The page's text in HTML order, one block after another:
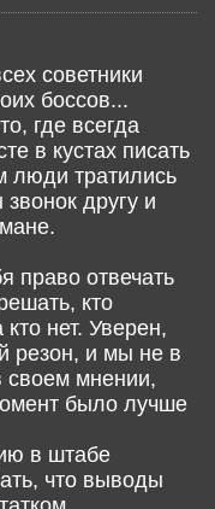
советники
боссов...
где всегда
в кустах писать
люди тратились
другу и
право отвечать
кто
нет. Уверен,
резон, и мы не в
своем мнении,
было лучше
в штабе
что выводы